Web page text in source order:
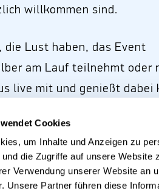
Cookies
um Inhalte und Anzeigen zu
die Zugriffe auf unsere Website
Verwendung unserer Website an
Unsere Partner führen diese
willkommen sind.
Lust haben, das Event
am Lauf teilnehmt oder
live mit und genießt dabei
26 Euro pro Person. Ihr
4,8km, 7,2km oder 9,6km
verfügbar.